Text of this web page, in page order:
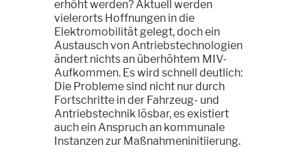
erhöht werden? Aktuell werden
vielerorts Hoffnungen in die
Elektromobilität gelegt, doch ein
Austausch von Antriebstechnologien
ändert nichts an überhöhtem MIV-
Aufkommen. Es wird schnell deutlich:
Die Probleme sind nicht nur durch
Fortschritte in der Fahrzeug- und
Antriebstechnik lösbar, es existiert
auch ein Anspruch an kommunale
Instanzen zur Maßnahmeninitiierung.